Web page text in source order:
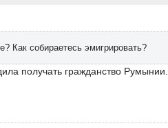
Как собираетесь эмигрировать?
получать гражданство Румынии.